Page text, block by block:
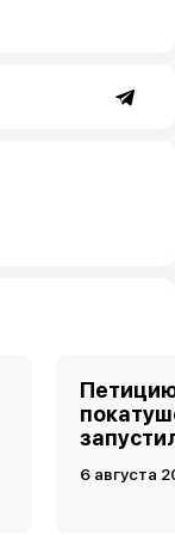
6 августа